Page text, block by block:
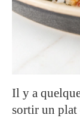
Il y a
sortir un plat